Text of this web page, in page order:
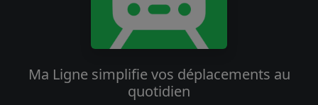
Ma Ligne simplifie vos déplacements au
quotidien